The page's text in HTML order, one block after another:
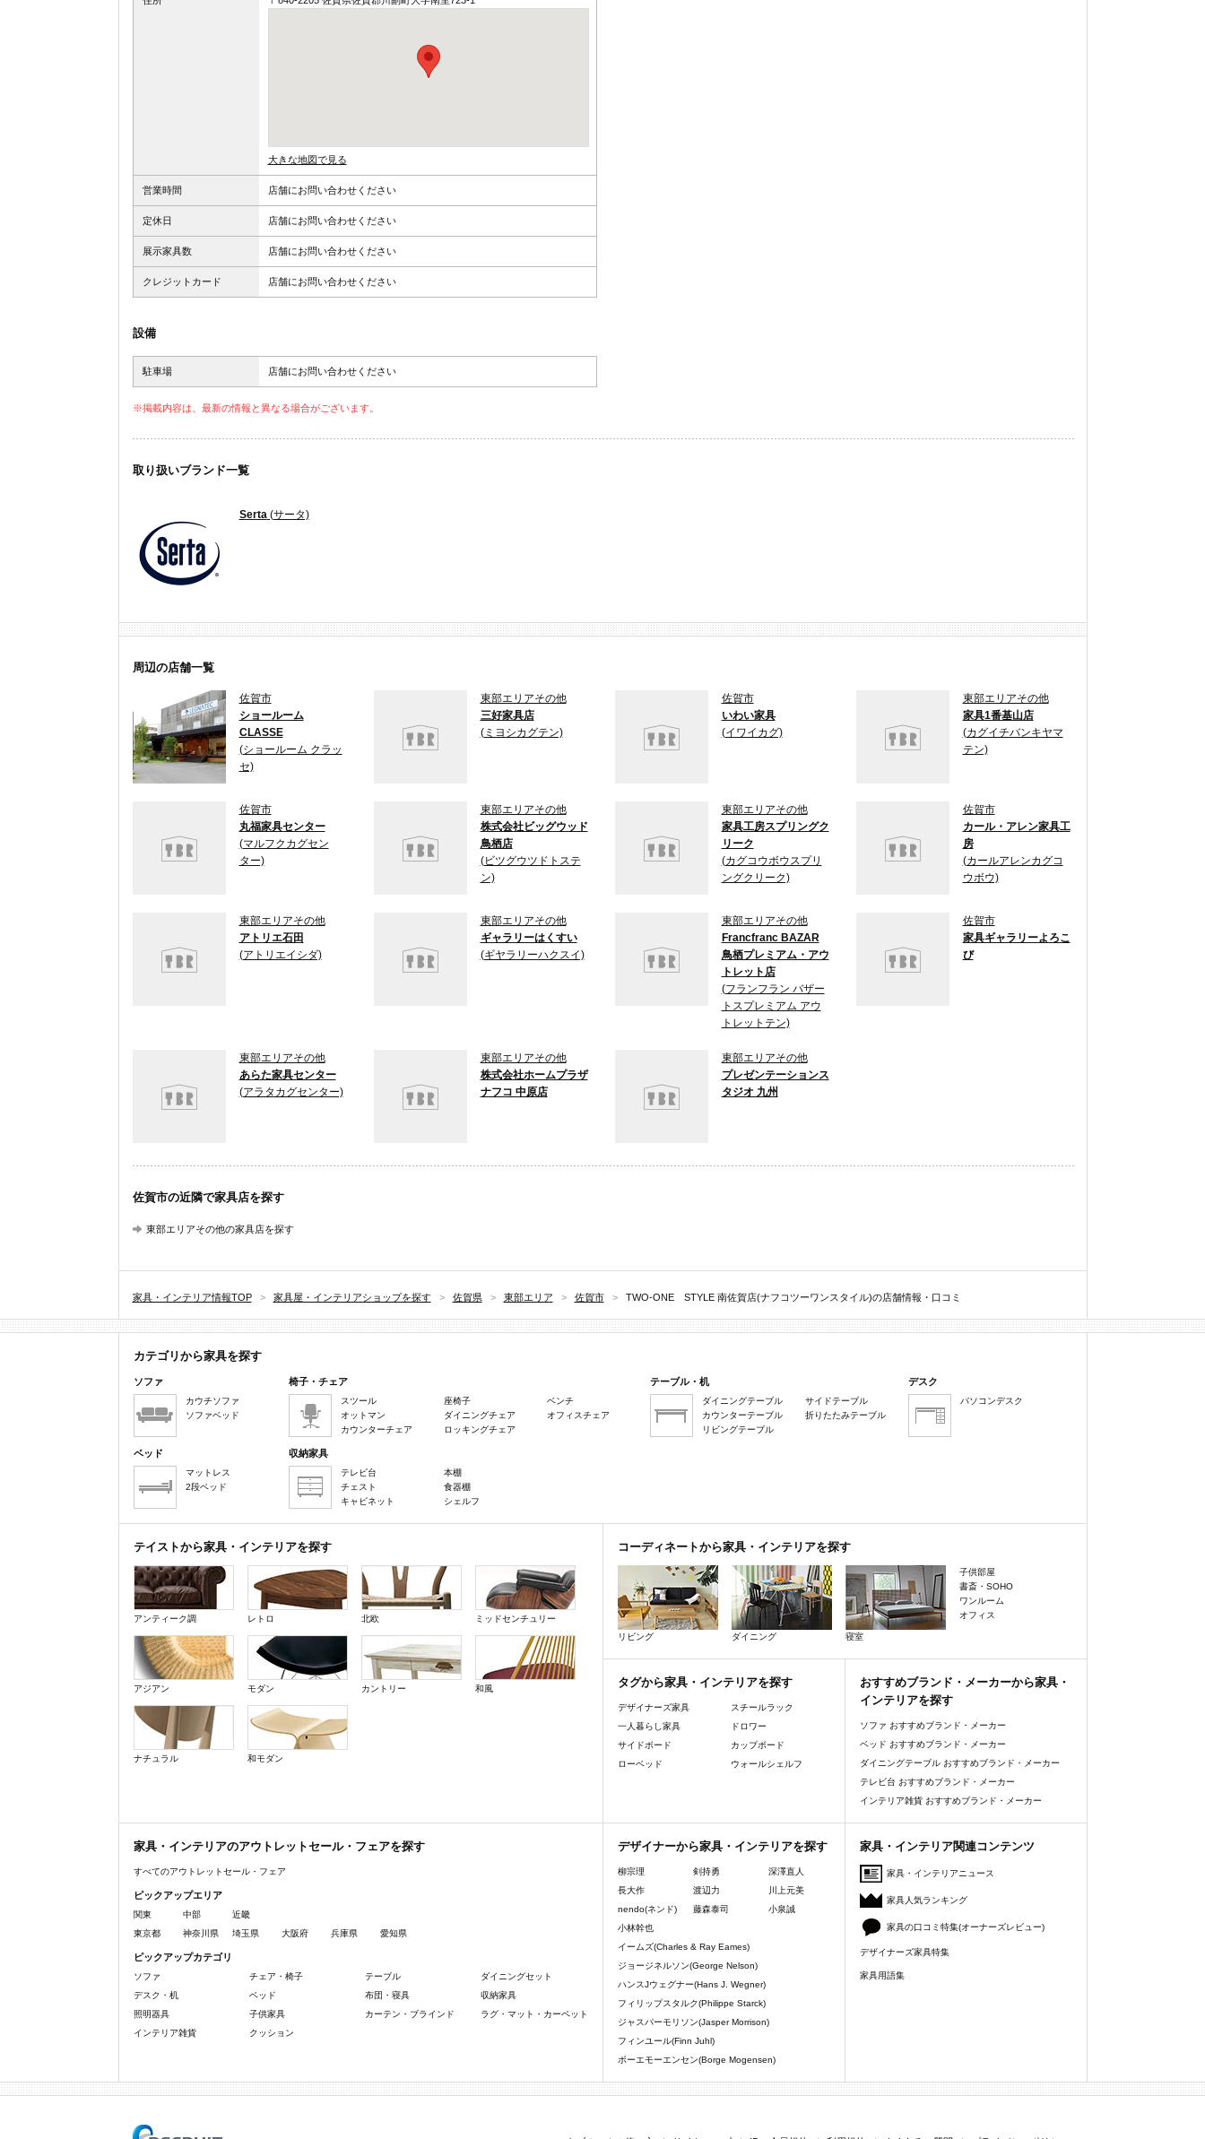
大きな地図で見る
営業時間 店舗にお問い合わせください
定休日 店舗にお問い合わせください
展示家具数 店舗にお問い合わせください
クレジットカード 店舗にお問い合わせください
設備
駐車場 店舗にお問い合わせください
※掲載内容は、最新の情報と異なる場合がございます。
取り扱いブランド一覧
Serta(サータ)
周辺の店舗一覧
佐賀市
ショールーム
CLASSE
(ショールーム クラッ
セ)
東部エリアその他
三好家具店
(ミヨシカグテン)
佐賀市
いわい家具
(イワイカグ)
東部エリアその他
家具1番基山店
(カグイチバンキヤマ
テン)
佐賀市
丸福家具センター
(マルフクカグセン
ター)
東部エリアその他
株式会社ビッグウッド
鳥栖店
(ビツグウツドトステ
ン)
東部エリアその他
家具工房スプリングク
リーク
(カグコウボウスプリ
ングクリーク)
佐賀市
カール・アレン家具工
房
(カールアレンカグコ
ウボウ)
東部エリアその他
アトリエ石田
(アトリエイシダ)
東部エリアその他
ギャラリーはくすい
(ギヤラリーハクスイ)
東部エリアその他
Francfranc BAZAR
鳥栖プレミアム・アウ
トレット店
(フランフラン バザー
トスプレミアム アウ
トレットテン)
佐賀市
家具ギャラリーよろこ
び
東部エリアその他
あらた家具センター
(アラタカグセンター)
東部エリアその他
株式会社ホームプラザ
ナフコ 中原店
東部エリアその他
プレゼンテーションス
タジオ 九州
佐賀市の近隣で家具店を探す
東部エリアその他の家具店を探す
家具・インテリア情報TOP > 家具屋・インテリアショップを探す > 佐賀県 > 東部エリア > 佐賀市 > TWO-ONE STYLE 南佐賀店(ナフコツーワンスタイル)の店舗情報・口コミ
カテゴリから家具を探す
ソファ
カウチソファ
ソファベッド
椅子・チェア
スツール
オットマン
カウンターチェア
座椅子
ダイニングチェア
ロッキングチェア
ベンチ
オフィスチェア
テーブル・机
ダイニングテーブル
カウンターテーブル
リビングテーブル
サイドテーブル
折りたたみテーブル
デスク
パソコンデスク
ベッド
マットレス
2段ベッド
収納家具
テレビ台
チェスト
キャビネット
本棚
食器棚
シェルフ
テイストから家具・インテリアを探す
アンティーク調 レトロ 北欧 ミッドセンチュリー
アジアン モダン カントリー 和風
ナチュラル 和モダン
コーディネートから家具・インテリアを探す
リビング ダイニング 寝室
子供部屋
書斎・SOHO
ワンルーム
オフィス
タグから家具・インテリアを探す
デザイナーズ家具
一人暮らし家具
サイドボード
ローベッド
スチールラック
ドロワー
カップボード
ウォールシェルフ
おすすめブランド・メーカーから家具・
インテリアを探す
ソファ おすすめブランド・メーカー
ベッド おすすめブランド・メーカー
ダイニングテーブル おすすめブランド・メーカー
テレビ台 おすすめブランド・メーカー
インテリア雑貨 おすすめブランド・メーカー
家具・インテリアのアウトレットセール・フェアを探す
すべてのアウトレットセール・フェア
ピックアップエリア
関東 中部
近畿
東京都
神奈川県 埼玉県 大阪府 兵庫県 愛知県
ピックアップカテゴリ
ソファ チェア・椅子 テーブル
ダイニングセット
デスク・机
ベッド 布団・寝具
収納家具
照明器具
子供家具 カーテン・ブラインド
ラグ・マット・カーペット
インテリア雑貨
クッション
デザイナーから家具・インテリアを探す
柳宗理 剣持勇
深澤直人
長大作
渡辺力
川上元美
nendo(ネンド)
藤森泰司
小泉誠
小林幹也
イームズ(Charles & Ray Eames)
ジョージネルソン(George Nelson)
ハンスJウェグナー(Hans J. Wegner)
フィリップスタルク(Philippe Starck)
ジャスパーモリソン(Jasper Morrison)
フィンユール(Finn Juhl)
ボーエモーエンセン(Borge Mogensen)
家具・インテリア関連コンテンツ
家具・インテリアニュース
家具人気ランキング
家具の口コミ特集(オーナーズレビュー)
デザイナーズ家具特集
家具用語集